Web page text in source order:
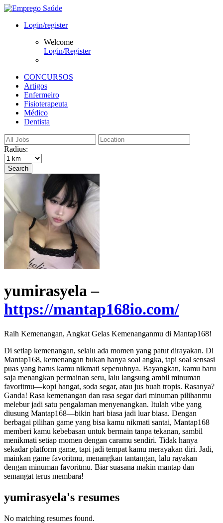
Login/register
Welcome
Login/Register
CONCURSOS
Artigos
Enfermeiro
Fisioterapeuta
Médico
Dentista
Radius:
Search
yumirasyela –
https://mantap168io.com/
Raih Kemenangan, Angkat Gelas Kemenanganmu di Mantap168!
Di setiap kemenangan, selalu ada momen yang patut dirayakan. Di
Mantap168, kemenangan bukan hanya soal angka, tapi soal sensasi
puas yang harus kamu nikmati sepenuhnya. Bayangkan, kamu baru
saja menangkan permainan seru, lalu langsung ambil minuman
favoritmu—kopi hangat, soda segar, atau jus buah tropis. Rasanya?
Ganda! Rasa kemenangan dan rasa segar dari minuman pilihanmu
melebur jadi satu pengalaman menyenangkan. Itulah vibe yang
diusung Mantap168—bikin hari biasa jadi luar biasa. Dengan
berbagai pilihan game yang bisa kamu nikmati santai, Mantap168
memberi kamu kebebasan untuk bermain tanpa tekanan, sambil
menikmati setiap momen dengan caramu sendiri. Tidak hanya
sekadar platform game, tapi jadi tempat kamu merayakan diri. Jadi,
mainkan game favoritmu, menangkan tantangan, lalu rayakan
dengan minuman favoritmu. Biar suasana makin mantap dan
semangat terus membara!
yumirasyela's resumes
No matching resumes found.